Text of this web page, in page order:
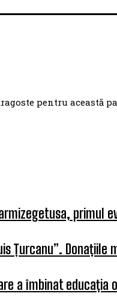
pentru
primul
Țurcanu”. Donațiile
a îmbinat